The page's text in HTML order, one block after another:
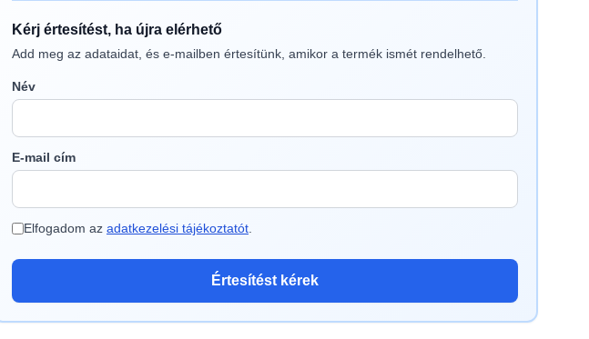
Kérj értesítést, ha újra elérhető
Add meg az adataidat, és e-mailben értesítünk, amikor a termék ismét rendelhető.
Név
E-mail cím
Elfogadom az adatkezelési tájékoztatót
Értesítést kérek